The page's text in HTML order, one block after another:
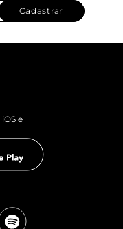
Cadastrar
e